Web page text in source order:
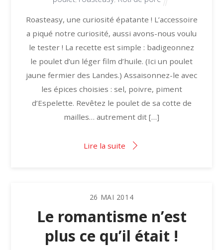
Roasteasy, une curiosité épatante ! L’accessoire
a piqué notre curiosité, aussi avons-nous voulu
le tester ! La recette est simple : badigeonnez
le poulet d’un léger film d’huile. (Ici un poulet
jaune fermier des Landes.) Assaisonnez-le avec
les épices choisies : sel, poivre, piment
d’Espelette. Revêtez le poulet de sa cotte de
mailles… autrement dit […]
Lire la suite
26 MAI 2014
Le romantisme n’est
plus ce qu’il était !